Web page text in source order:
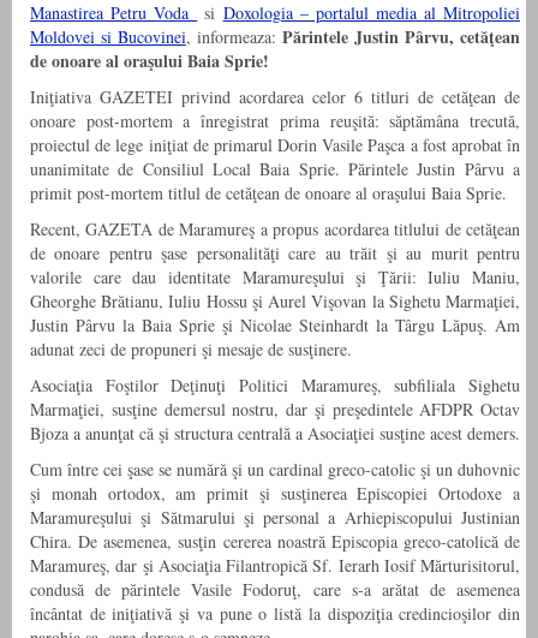
Manastirea Petru Voda si Doxologia – portalul media al Mitropoliei
Moldovei si Bucovinei, informeaza:Părintele Justin Pârvu, cetăţean
de onoare al oraşului Baia Sprie!
Iniţiativa GAZETEI privind acordarea celor 6 titluri de cetăţean de
onoare post-mortem a înregistrat prima reuşită: săptămâna trecută,
proiectul de lege iniţiat de primarul Dorin Vasile Paşca a fost aprobat în
unanimitate de Consiliul Local Baia Sprie. Părintele Justin Pârvu a
primit post-mortem titlul de cetăţean de onoare al oraşului Baia Sprie.
Recent, GAZETA de Maramureş a propus acordarea titlului de cetăţean
de onoare pentru şase personalităţi care au trăit şi au murit pentru
valorile care dau identitate Maramureşului şi Ţării: Iuliu Maniu,
Gheorghe Brătianu, Iuliu Hossu şi Aurel Vişovan la Sighetu Marmaţiei,
Justin Pârvu la Baia Sprie şi Nicolae Steinhardt la Târgu Lăpuş. Am
adunat zeci de propuneri şi mesaje de susţinere.
Asociaţia Foştilor Deţinuţi Politici Maramureş, subfiliala Sighetu
Marmaţiei, susţine demersul nostru, dar şi preşedintele AFDPR Octav
Bjoza a anunţat că şi structura centrală a Asociaţiei susţine acest demers.
Cum între cei şase se numără şi un cardinal greco-catolic şi un duhovnic
şi monah ortodox, am primit şi susţinerea Episcopiei Ortodoxe a
Maramureşului şi Sătmarului şi personal a Arhiepiscopului Justinian
Chira. De asemenea, susţin cererea noastră Episcopia greco-catolică de
Maramureş, dar şi Asociaţia Filantropică Sf. Ierarh Iosif Mărturisitorul,
condusă de părintele Vasile Fodoruţ, care s-a arătat de asemenea
încântat de iniţiativă şi va pune o listă la dispoziţia credincioşilor din